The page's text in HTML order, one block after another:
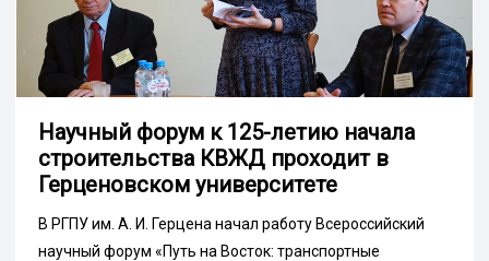
Научный форум к 125-летию начала
строительства КВЖД проходит в
Герценовском университете
В РГПУ им. А. И. Герцена начал работу Всероссийский
научный форум «Путь на Восток: транспортные